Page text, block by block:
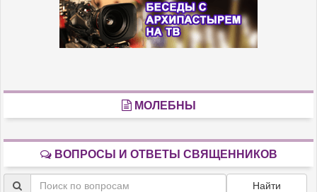
МОЛЕБНЫ
ВОПРОСЫ И ОТВЕТЫ СВЯЩЕННИКОВ
Найти